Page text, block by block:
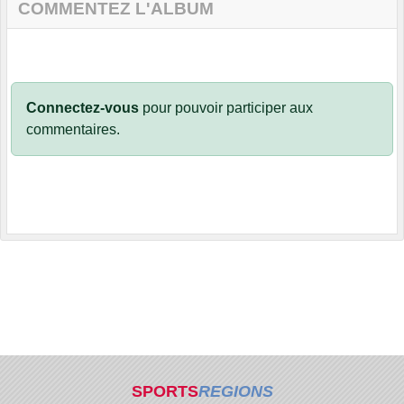
COMMENTEZ L'ALBUM
Connectez-vous pour pouvoir participer aux
commentaires.
SPORTSREGIONS